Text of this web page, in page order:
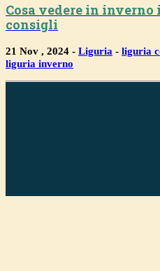
Cosa vedere in
consigli
21 Nov , 2024 - Liguria - liguria
liguria inverno